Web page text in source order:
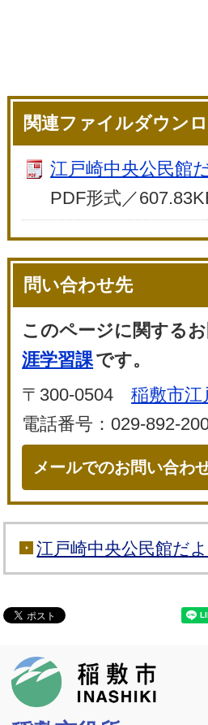
関連ファイルダウン
江戸崎中央公民館
PDF形式／
問い合わせ先
このページに関する
涯学習課です。
〒300-0504稲敷市江
電話番号：029-892-
メールでのお問い合わ
江戸崎中央公民館だ